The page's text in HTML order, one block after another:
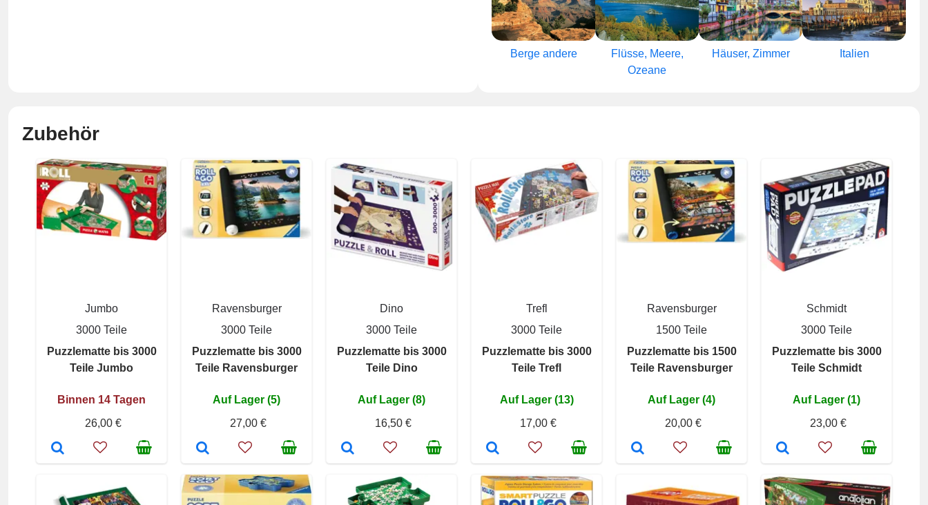
Berge andere
Flüsse, Meere,
Ozeane
Häuser, Zimmer Italien
Zubehör
Jumbo
3000 Teile
Puzzlematte bis 3000
Teile Jumbo
Binnen 14 Tagen
26,00 €
Ravensburger
3000 Teile
Puzzlematte bis 3000
Teile Ravensburger
Auf Lager (5)
27,00 €
Dino
3000 Teile
Puzzlematte bis 3000
Teile Dino
Auf Lager (8)
16,50 €
Trefl
3000 Teile
Puzzlematte bis 3000
Teile Trefl
Auf Lager (13)
17,00 €
Ravensburger
1500 Teile
Puzzlematte bis 1500
Teile Ravensburger
Auf Lager (4)
20,00 €
Schmidt
3000 Teile
Puzzlematte bis 3000
Teile Schmidt
Auf Lager (1)
23,00 €